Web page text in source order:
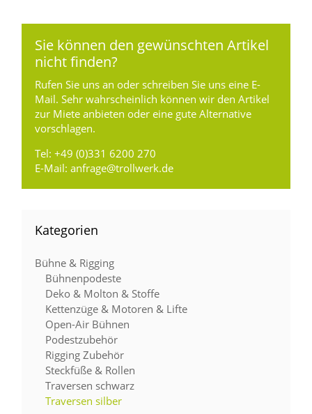
Sie können den gewünschten Artikel
nicht finden?
Rufen Sie uns an oder schreiben Sie uns eine E-
Mail. Sehr wahrscheinlich können wir den Artikel
zur Miete anbieten oder eine gute Alternative
vorschlagen.
Tel:+49 (0)331 6200 270
E-Mail:anfrage@trollwerk.de
Kategorien
Bühne & Rigging
Bühnenpodeste
Deko & Molton & Stoffe
Kettenzüge & Motoren & Lifte
Open-Air Bühnen
Podestzubehör
Rigging Zubehör
Steckfüße & Rollen
Traversen schwarz
Traversen silber